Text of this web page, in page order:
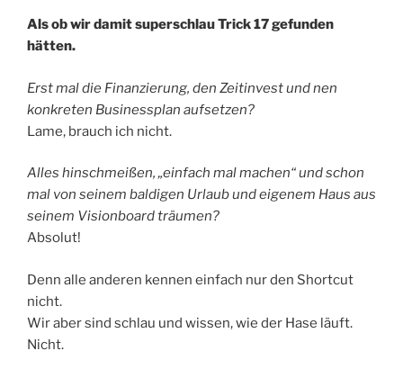
Als ob wir damit superschlau Trick 17 gefunden
hätten.
Erst mal die Finanzierung, den Zeitinvest und nen
konkreten Businessplan aufsetzen?
Lame, brauch ich nicht.
Alles hinschmeißen, „einfach mal machen“ und schon
mal von seinem baldigen Urlaub und eigenem Haus aus
seinem Visionboard träumen?
Absolut!
Denn alle anderen kennen einfach nur den Shortcut
nicht.
Wir aber sind schlau und wissen, wie der Hase läuft.
Nicht.